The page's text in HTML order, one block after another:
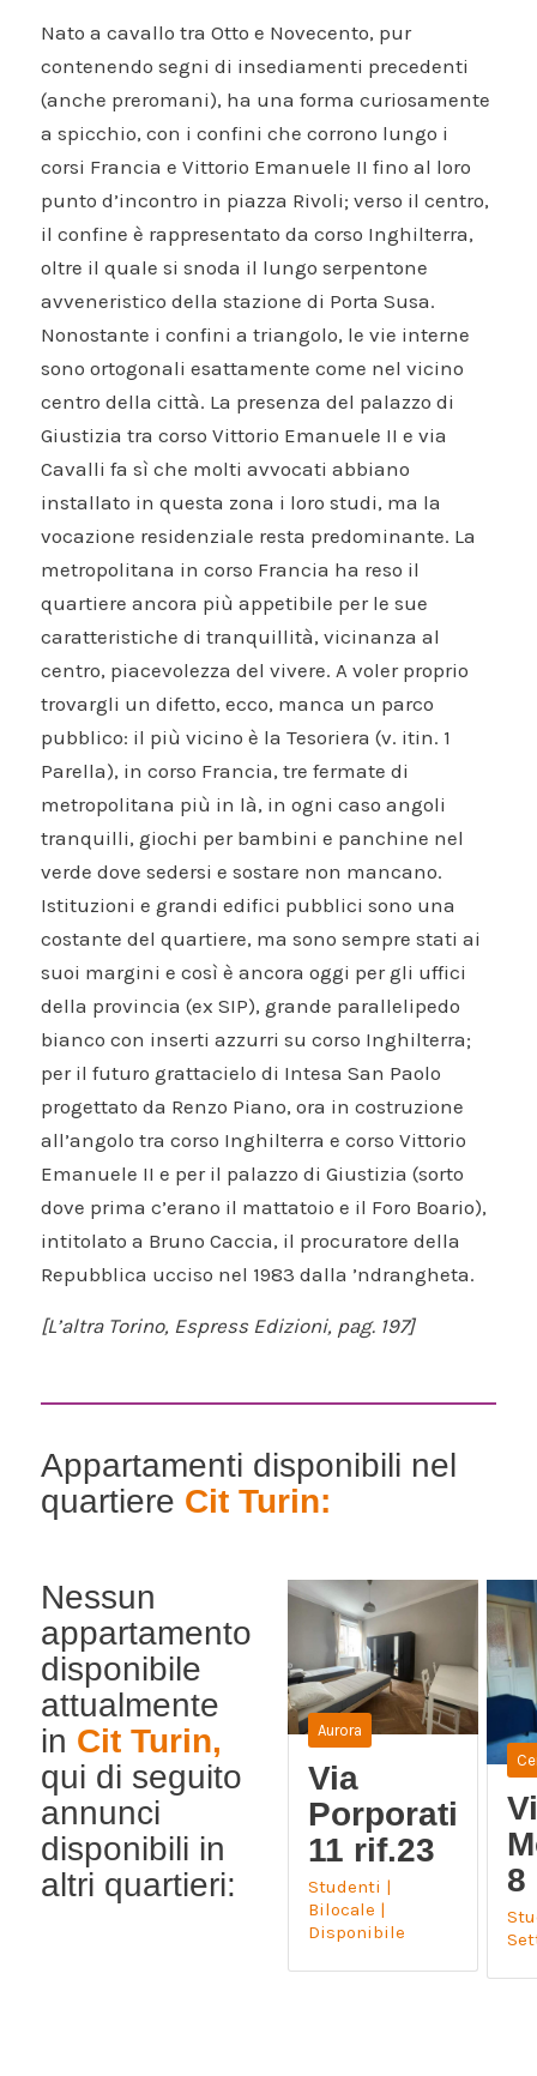
Nato a cavallo tra Otto e Novecento, pur
contenendo segni di insediamenti precedenti
(anche preromani), ha una forma curiosamente
a spicchio, con i confini che corrono lungo i
corsi Francia e Vittorio Emanuele II fino al loro
punto d’incontro in piazza Rivoli; verso il centro,
il confine è rappresentato da corso Inghilterra,
oltre il quale si snoda il lungo serpentone
avveneristico della stazione di Porta Susa.
Nonostante i confini a triangolo, le vie interne
sono ortogonali esattamente come nel vicino
centro della città. La presenza del palazzo di
Giustizia tra corso Vittorio Emanuele II e via
Cavalli fa sì che molti avvocati abbiano
installato in questa zona i loro studi, ma la
vocazione residenziale resta predominante. La
metropolitana in corso Francia ha reso il
quartiere ancora più appetibile per le sue
caratteristiche di tranquillità, vicinanza al
centro, piacevolezza del vivere. A voler proprio
trovargli un difetto, ecco, manca un parco
pubblico: il più vicino è la Tesoriera (v. itin. 1
Parella), in corso Francia, tre fermate di
metropolitana più in là, in ogni caso angoli
tranquilli, giochi per bambini e panchine nel
verde dove sedersi e sostare non mancano.
Istituzioni e grandi edifici pubblici sono una
costante del quartiere, ma sono sempre stati ai
suoi margini e così è ancora oggi per gli uffici
della provincia (ex SIP), grande parallelipedo
bianco con inserti azzurri su corso Inghilterra;
per il futuro grattacielo di Intesa San Paolo
progettato da Renzo Piano, ora in costruzione
all’angolo tra corso Inghilterra e corso Vittorio
Emanuele II e per il palazzo di Giustizia (sorto
dove prima c’erano il mattatoio e il Foro Boario),
intitolato a Bruno Caccia, il procuratore della
Repubblica ucciso nel 1983 dalla ’ndrangheta.
[L’altra Torino, Espress Edizioni, pag. 197]
Appartamenti disponibili nel
quartiere Cit Turin:
Nessun
appartamento
disponibile
attualmente
in Cit Turin,
qui di seguito
annunci
disponibili in
altri quartieri:
Aurora
Via
Porporati
11 rif.23
Studenti |
Bilocale |
Disponibile
8